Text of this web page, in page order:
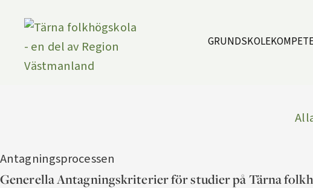
innehåll
Antagningsprocessen
Generella Antagningskriterier för studier på Tärna